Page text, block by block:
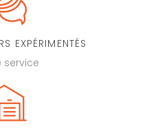
EXPÉRIMENTÉS
service